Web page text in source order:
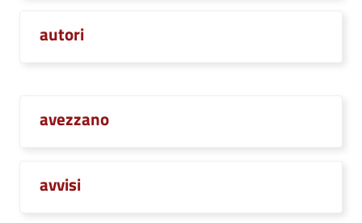
autori
avezzano
avvisi